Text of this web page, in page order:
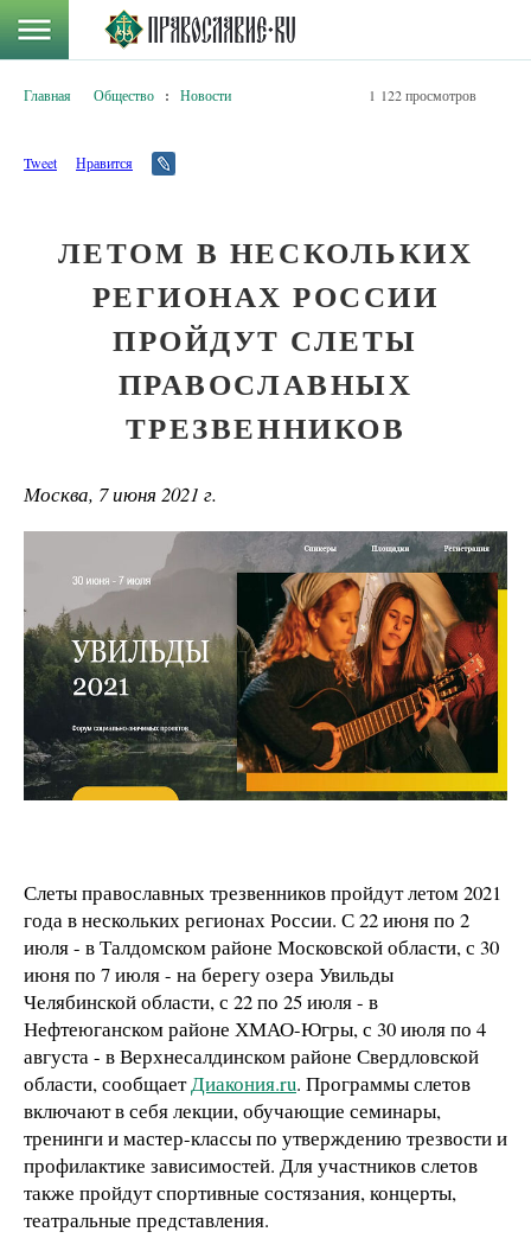
Главная Общество : Новости 1 122 просмотров
Tweet Нравится
ЛЕТОМ В НЕСКОЛЬКИХ
РЕГИОНАХ РОССИИ
ПРОЙДУТ СЛЕТЫ
ПРАВОСЛАВНЫХ
ТРЕЗВЕННИКОВ
Москва, 7 июня 2021 г.
Слеты православных трезвенников пройдут летом 2021
года в нескольких регионах России. С 22 июня по 2
июля - в Талдомском районе Московской области, с 30
июня по 7 июля - на берегу озера Увильды
Челябинской области, с 22 по 25 июля - в
Нефтеюганском районе ХМАО-Югры, с 30 июля по 4
августа - в Верхнесалдинском районе Свердловской
области, сообщаетДиакония.ru. Программы слетов
включают в себя лекции, обучающие семинары,
тренинги и мастер-классы по утверждению трезвости и
профилактике зависимостей. Для участников слетов
также пройдут спортивные состязания, концерты,
театральные представления.